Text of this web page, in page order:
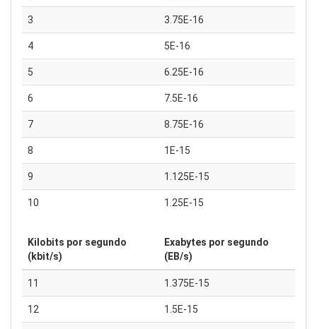
3 3.75E-16
4 5E-16
5 6.25E-16
6 7.5E-16
7 8.75E-16
8 1E-15
9 1.125E-15
10 1.25E-15
Kilobits por segundo
(kbit/s)
Exabytes por segundo
(EB/s)
11 1.375E-15
12 1.5E-15